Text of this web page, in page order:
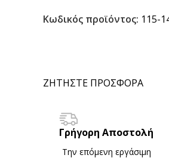
Κωδικός προϊόντος: 115-
ΖΗΤΗΣΤΕ ΠΡΟΣΦΟΡΑ
Γρήγορη Αποστολή
Την επόμενη εργάσιμη